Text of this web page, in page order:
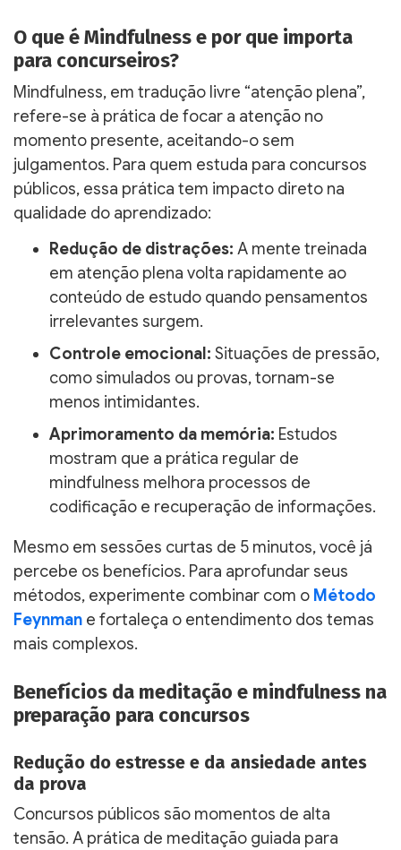
O que é Mindfulness e por que importa
para concurseiros?
Mindfulness, em tradução livre “atenção plena”,
refere-se à prática de focar a atenção no
momento presente, aceitando-o sem
julgamentos. Para quem estuda para concursos
públicos, essa prática tem impacto direto na
qualidade do aprendizado:
Redução de distrações: A mente treinada
em atenção plena volta rapidamente ao
conteúdo de estudo quando pensamentos
irrelevantes surgem.
Controle emocional: Situações de pressão,
como simulados ou provas, tornam-se
menos intimidantes.
Aprimoramento da memória: Estudos
mostram que a prática regular de
mindfulness melhora processos de
codificação e recuperação de informações.
Mesmo em sessões curtas de 5 minutos, você já
percebe os benefícios. Para aprofundar seus
métodos, experimente combinar com o Método
Feynman e fortaleça o entendimento dos temas
mais complexos.
Benefícios da meditação e mindfulness na
preparação para concursos
Redução do estresse e da ansiedade antes
da prova
Concursos públicos são momentos de alta
tensão. A prática de meditação guiada para